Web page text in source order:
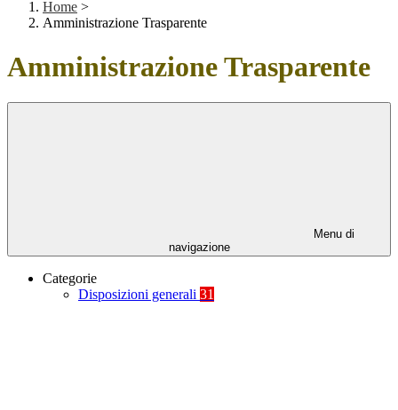
Home >
Amministrazione Trasparente
Amministrazione Trasparente
Menu di
navigazione
Categorie
Disposizioni generali 31